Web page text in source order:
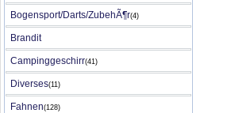
Bogensport/Darts/ZubehÃ¶r(4)
Brandit
Campinggeschirr(41)
Diverses(11)
Fahnen(128)